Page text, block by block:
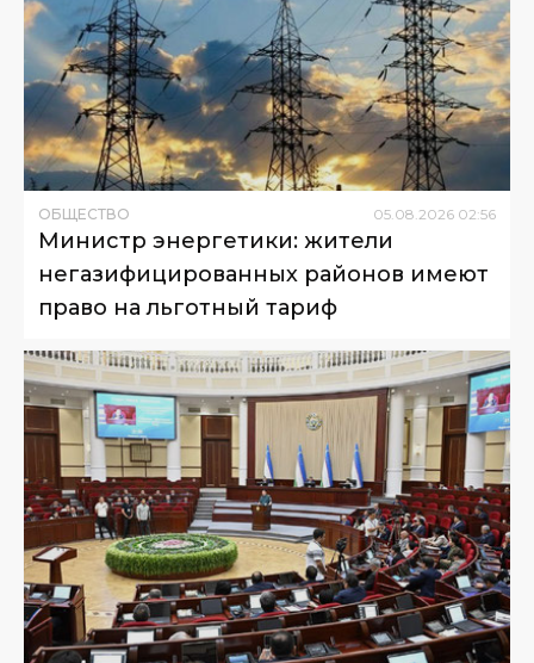
ОБЩЕСТВО 05.08.2026 02:56
Министр энергетики: жители
негазифицированных районов имеют
право на льготный тариф